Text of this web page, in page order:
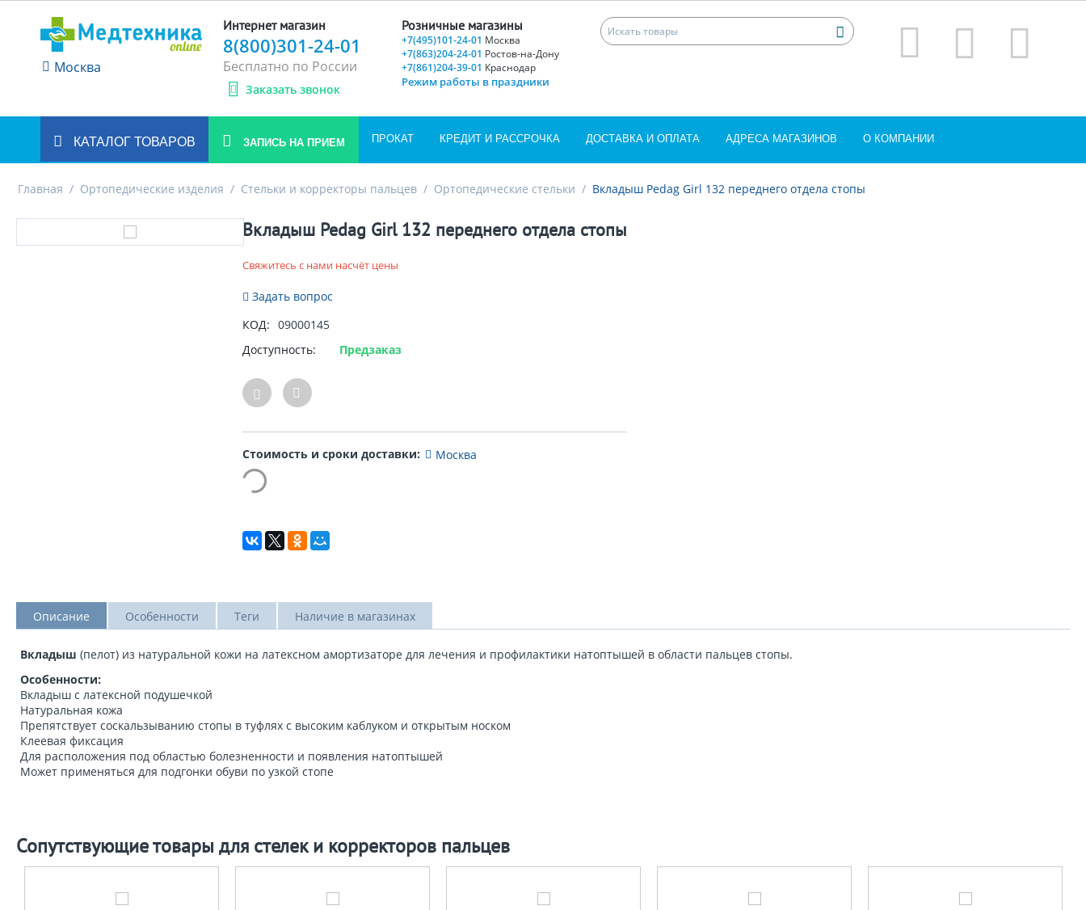
Москва
Интернет магазин
8(800)301-24-01
Бесплатно по России
Заказать звонок
Розничные магазины
+7(495)101-24-01 Москва
+7(863)204-24-01 Ростов-на-Дону
+7(861)204-39-01 Краснодар
Режим работы в праздники
КАТАЛОГ ТОВАРОВ ЗАПИСЬ НА ПРИЕМ ПРОКАТ КРЕДИТ И РАССРОЧКА ДОСТАВКА И ОПЛАТА АДРЕСА МАГАЗИНОВ О КОМПАНИИ
Главная / Ортопедические изделия / Стельки и корректоры пальцев / Ортопедические стельки / Вкладыш Pedag Girl 132 переднего отдела стопы
Вкладыш Pedag Girl 132 переднего отдела стопы
Свяжитесь с нами насчёт цены
Задать вопрос
КОД: 09000145
Доступность:
Предзаказ
Стоимость и сроки доставки: Москва
Описание Особенности Теги Наличие в магазинах
Вкладыш (пелот) из натуральной кожи на латексном амортизаторе для лечения и профилактики натоптышей в области пальцев стопы.
Особенности:
Вкладыш с латексной подушечкой
Натуральная кожа
Препятствует соскальзыванию стопы в туфлях с высоким каблуком и открытым носком
Клеевая фиксация
Для расположения под областью болезненности и появления натоптышей
Может применяться для подгонки обуви по узкой стопе
Сопутствующие товары для стелек и корректоров пальцев